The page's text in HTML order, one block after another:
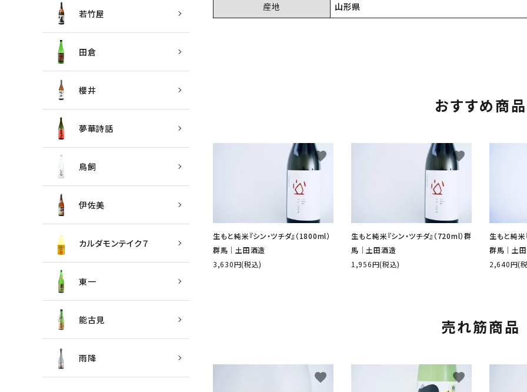
産地
山形県
おすすめ商品
生もと純米『シン・ツチダ』（1800ml）
群馬│土田酒造
3,630円(税込)
favorite
生もと純米『シン・ツチダ』（720ml）群
馬│土田酒造
1,956円(税込)
favorite
生もと純米
群馬│土
2,640円(
売れ筋商品
favorite favorite
若竹屋
田倉
櫻井
夢華詩話
鳥飼
伊佐美
カルダモンテイク７
東一
能古見
雨降